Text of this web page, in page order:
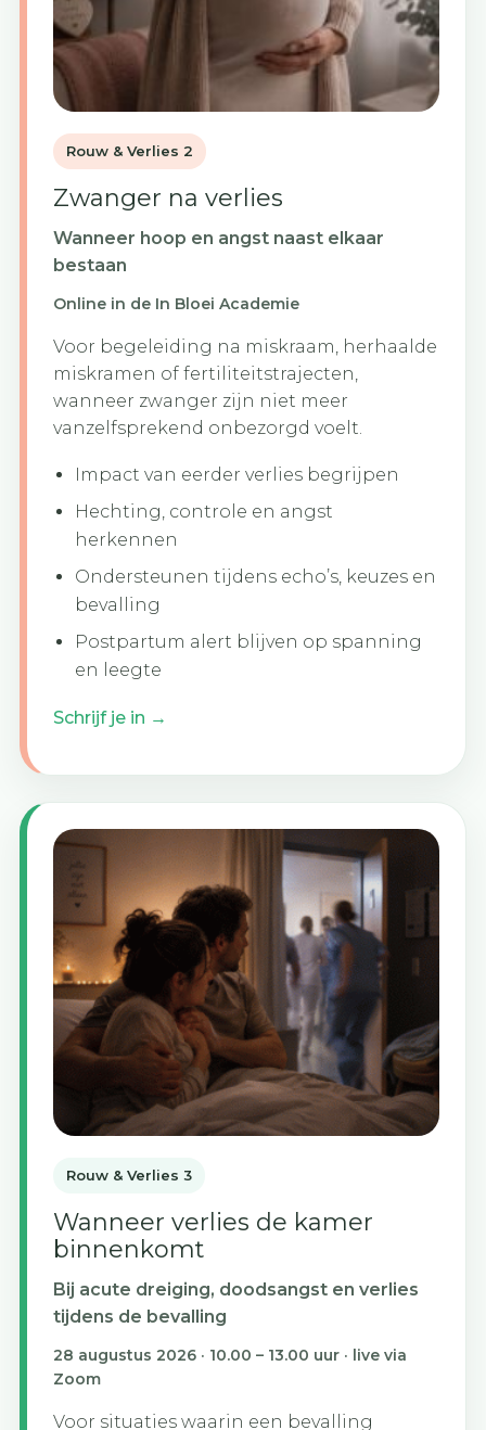
Rouw & Verlies 2
Zwanger na verlies
Wanneer hoop en angst naast elkaar
bestaan
Online in de In Bloei Academie
Voor begeleiding na miskraam, herhaalde
miskramen of fertiliteitstrajecten,
wanneer zwanger zijn niet meer
vanzelfsprekend onbezorgd voelt.
Impact van eerder verlies begrijpen
Hechting, controle en angst
herkennen
Ondersteunen tijdens echo’s, keuzes en
bevalling
Postpartum alert blijven op spanning
en leegte
Schrijf je in →
Rouw & Verlies 3
Wanneer verlies de kamer
binnenkomt
Bij acute dreiging, doodsangst en verlies
tijdens de bevalling
28 augustus 2026 · 10.00 – 13.00 uur · live via
Zoom
Voor situaties waarin een bevalling